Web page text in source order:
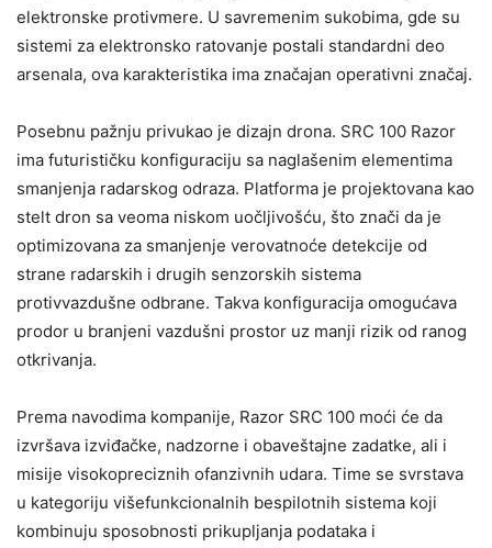
elektronske protivmere. U savremenim sukobima, gde su
sistemi za elektronsko ratovanje postali standardni deo
arsenala, ova karakteristika ima značajan operativni značaj.
Posebnu pažnju privukao je dizajn drona. SRC 100 Razor
ima futurističku konfiguraciju sa naglašenim elementima
smanjenja radarskog odraza. Platforma je projektovana kao
stelt dron sa veoma niskom uočljivošću, što znači da je
optimizovana za smanjenje verovatnoće detekcije od
strane radarskih i drugih senzorskih sistema
protivvazdušne odbrane. Takva konfiguracija omogućava
prodor u branjeni vazdušni prostor uz manji rizik od ranog
otkrivanja.
Prema navodima kompanije, Razor SRC 100 moći će da
izvršava izviđačke, nadzorne i obaveštajne zadatke, ali i
misije visokopreciznih ofanzivnih udara. Time se svrstava
u kategoriju višefunkcionalnih bespilotnih sistema koji
kombinuju sposobnosti prikupljanja podataka i